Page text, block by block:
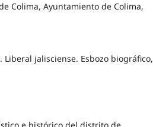
Colima, Ayuntamiento de Colima,
Liberal jalisciense. Esbozo biográfico,